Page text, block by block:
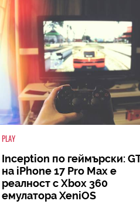
PLAY
Inception по геймърски:
на iPhone 17 Pro Max е
реалност с Xbox 360
емулатора XeniOS